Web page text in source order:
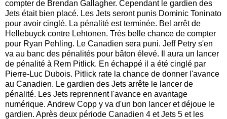
compter de Brendan Gallagher. Cependant le gardien des
Jets était bien placé. Les Jets seront punis Dominic Toninato
pour avoir cinglé. La pénalité est terminée. Bel arrêt de
Hellebuyck contre Lehtonen. Très belle chance de compter
pour Ryan Pehling. Le Canadien sera puni. Jeff Petry s'en
va au banc des pénalités pour bâton élevé. Il aura un lancer
de pénalité à Rem Pitlick. En échappé il a été cinglé par
Pierre-Luc Dubois. Pitlick rate la chance de donner l'avance
au Canadien. Le gardien des Jets arrête le lancer de
pénalité. Les Jets reprennent l'avance en avantage
numérique. Andrew Copp y va d'un bon lancer et déjoue le
gardien. Après deux période Canadien 4 et Jets 5 et les